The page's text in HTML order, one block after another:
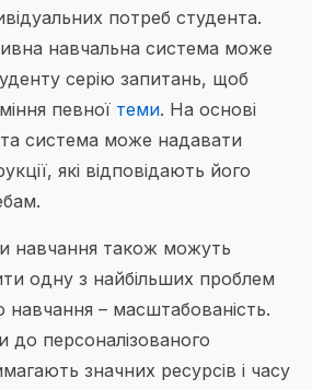
потреб студента.
навчальна система може
серію запитань, щоб
певної теми. На основі
система може надавати
які відповідають його
навчання також можуть
одну з найбільших проблем
навчання – масштабованість.
до персоналізованого
значних ресурсів і часу